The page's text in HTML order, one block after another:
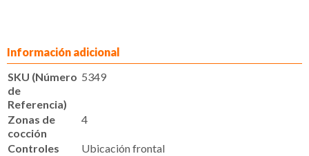
Información adicional
SKU (Número
de
Referencia)
5349
Zonas de
cocción
4
Controles
Ubicación frontal